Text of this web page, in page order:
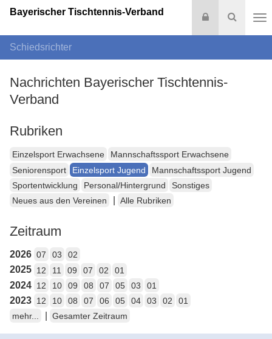
Suche
Login
Bayerischer Tischtennis-Verband
Schiedsrichter
Nachrichten Bayerischer Tischtennis-
Verband
Rubriken
Einzelsport Erwachsene
Mannschaftssport Erwachsene
Seniorensport
Einzelsport Jugend
Mannschaftssport Jugend
Sportentwicklung
Personal/Hintergrund
Sonstiges
Neues aus den Vereinen
Alle Rubriken
Zeitraum
2026 07 03 02
2025 12 11 09 07 02 01
2024 12 10 09 08 07 05 03 01
2023 12 10 08 07 06 05 04 03 02
01
mehr...
Gesamter Zeitraum